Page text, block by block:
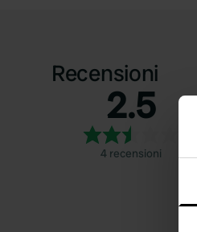
Recensioni
2.5
4 recensioni